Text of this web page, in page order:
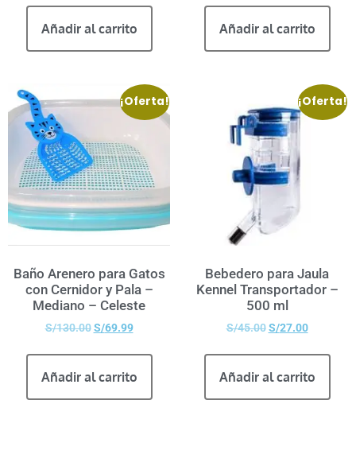
Añadir al carrito Añadir al carrito
¡Oferta!
Baño Arenero para Gatos
con Cernidor y Pala –
Mediano – Celeste
S/130.00 S/69.99
Añadir al carrito
¡Oferta!
Bebedero para Jaula
Kennel Transportador –
500 ml
S/45.00 S/27.00
Añadir al carrito